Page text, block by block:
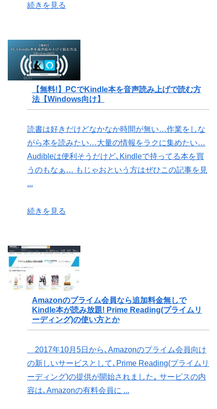
続きを見る
【無料!】PCでKindle本を音声読み上げで読む方
法【Windows向け】
読書は好きだけどなかなか時間が無い…作業をしな
がら本を読みたい…大量の情報をラクに集めたい…
Audibleは便利そうだけど､Kindleで持ってる本を買
うのもなぁ… もじゃおという方はぜひこの記事を見
...
続きを見る
Amazonのプライム会員なら追加料金無しで
Kindle本が読み放題! Prime Reading(プライムリ
ーディング)の使い方とか
2017年10月5日から､Amazonのプライム会員向け
の新しいサービスとして､Prime Reading(プライムリ
ーディング)の提供が開始されました｡ サービスの内
容は､Amazonの有料会員に ...